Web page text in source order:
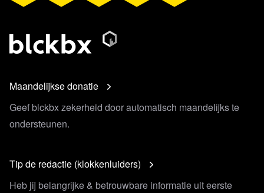
Maandelijkse donatie
Geef blckbx zekerheid door automatisch maandelijks te
ondersteunen.
Tip de redactie (klokkenluiders)
Heb jij belangrijke & betrouwbare informatie uit eerste